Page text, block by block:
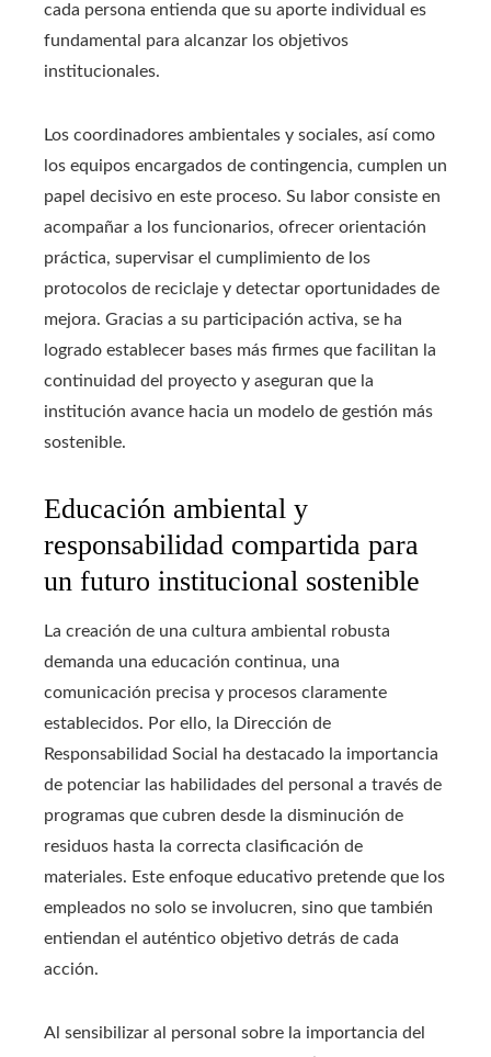
cada persona entienda que su aporte individual es
fundamental para alcanzar los objetivos
institucionales.
Los coordinadores ambientales y sociales, así como
los equipos encargados de contingencia, cumplen un
papel decisivo en este proceso. Su labor consiste en
acompañar a los funcionarios, ofrecer orientación
práctica, supervisar el cumplimiento de los
protocolos de reciclaje y detectar oportunidades de
mejora. Gracias a su participación activa, se ha
logrado establecer bases más firmes que facilitan la
continuidad del proyecto y aseguran que la
institución avance hacia un modelo de gestión más
sostenible.
Educación ambiental y
responsabilidad compartida para
un futuro institucional sostenible
La creación de una cultura ambiental robusta
demanda una educación continua, una
comunicación precisa y procesos claramente
establecidos. Por ello, la Dirección de
Responsabilidad Social ha destacado la importancia
de potenciar las habilidades del personal a través de
programas que cubren desde la disminución de
residuos hasta la correcta clasificación de
materiales. Este enfoque educativo pretende que los
empleados no solo se involucren, sino que también
entiendan el auténtico objetivo detrás de cada
acción.
Al sensibilizar al personal sobre la importancia del